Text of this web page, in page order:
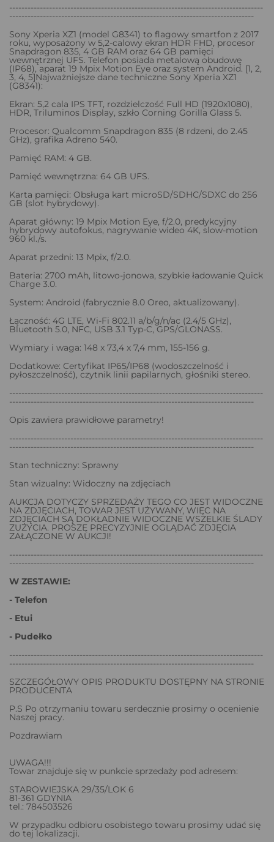
-----------------------------------------------------------------------------------
--------------------------------------------------------------------------------
Sony Xperia XZ1 (model G8341) to flagowy smartfon z 2017
roku, wyposażony w 5,2-calowy ekran HDR FHD, procesor
Snapdragon 835, 4 GB RAM oraz 64 GB pamięci
wewnętrznej UFS. Telefon posiada metalową obudowę
(IP68), aparat 19 Mpix Motion Eye oraz system Android. [1, 2,
3, 4, 5]Najważniejsze dane techniczne Sony Xperia XZ1
(G8341):
Ekran: 5,2 cala IPS TFT, rozdzielczość Full HD (1920x1080),
HDR, Triluminos Display, szkło Corning Gorilla Glass 5.
Procesor: Qualcomm Snapdragon 835 (8 rdzeni, do 2.45
GHz), grafika Adreno 540.
Pamięć RAM: 4 GB.
Pamięć wewnętrzna: 64 GB UFS.
Karta pamięci: Obsługa kart microSD/SDHC/SDXC do 256
GB (slot hybrydowy).
Aparat główny: 19 Mpix Motion Eye, f/2.0, predykcyjny
hybrydowy autofokus, nagrywanie wideo 4K, slow-motion
960 kl./s.
Aparat przedni: 13 Mpix, f/2.0.
Bateria: 2700 mAh, litowo-jonowa, szybkie ładowanie Quick
Charge 3.0.
System: Android (fabrycznie 8.0 Oreo, aktualizowany).
Łączność: 4G LTE, Wi-Fi 802.11 a/b/g/n/ac (2.4/5 GHz),
Bluetooth 5.0, NFC, USB 3.1 Typ-C, GPS/GLONASS.
Wymiary i waga: 148 x 73,4 x 7,4 mm, 155-156 g.
Dodatkowe: Certyfikat IP65/IP68 (wodoszczelność i
pyłoszczelność), czytnik linii papilarnych, głośniki stereo.
-----------------------------------------------------------------------------------
--------------------------------------------------------------------------------
Opis zawiera prawidłowe parametry!
-----------------------------------------------------------------------------------
--------------------------------------------------------------------------------
Stan techniczny: Sprawny
Stan wizualny: Widoczny na zdjęciach
AUKCJA DOTYCZY SPRZEDAŻY TEGO CO JEST WIDOCZNE
NA ZDJĘCIACH, TOWAR JEST UŻYWANY, WIĘC NA
ZDJĘCIACH SĄ DOKŁADNIE WIDOCZNE WSZELKIE ŚLADY
ZUŻYCIA. PROSZĘ PRECYZYJNIE OGLĄDAĆ ZDJĘCIA
ZAŁĄCZONE W AUKCJI!
-----------------------------------------------------------------------------------
--------------------------------------------------------------------------------
W ZESTAWIE:
- Telefon
- Etui
- Pudełko
-----------------------------------------------------------------------------------
--------------------------------------------------------------------------------
SZCZEGÓŁOWY OPIS PRODUKTU DOSTĘPNY NA STRONIE
PRODUCENTA
P.S Po otrzymaniu towaru serdecznie prosimy o ocenienie
Naszej pracy.
Pozdrawiam
UWAGA!!!
Towar znajduje się w punkcie sprzedaży pod adresem:
STAROWIEJSKA 29/35/LOK 6
81-361 GDYNIA
tel.: 784503526
W przypadku odbioru osobistego towaru prosimy udać się
do tej lokalizacji.